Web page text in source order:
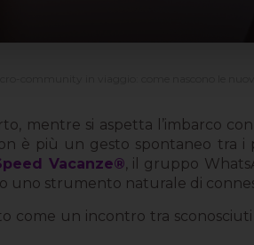
mentre si aspetta l’imbarco
è più un gesto spontaneo tra
Vacanze® , il gruppo
uno strumento naturale di
come un incontro tra